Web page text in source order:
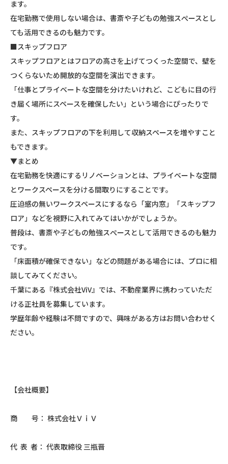
ます。
在宅勤務で使用しない場合は、書斎や子どもの勉強スぺースとし
ても活用できるのも魅力です。
■スキップフロア
スキップフロアとはフロアの高さを上げてつくった空間で、壁を
つくらないため開放的な空間を演出できます。
「仕事とプライベートな空間を分けたいけれど、こどもに目の行
き届く場所にスペースを確保したい」という場合にぴったりで
す。
また、スキップフロアの下を利用して収納スペースを増やすこと
もできます。
▼まとめ
在宅勤務を快適にするリノベーションとは、プライベートな空間
とワークスペースを分ける間取りにすることです。
圧迫感の無いワークスペースにするなら「室内窓」「スキップフ
ロア」などを視野に入れてみてはいかがでしょうか。
普段は、書斎や子どもの勉強スぺースとして活用できるのも魅力
です。
「床面積が確保できない」などの問題がある場合には、プロに相
談してみてください。
千葉にある『株式会社ViV』では、不動産業界に携わっていただ
ける正社員を募集しています。
学歴年齢や経験は不問ですので、興味がある方はお問い合わせく
ださい。
【会社概要】
商 号： 株式会社ＶｉＶ
代 表 者： 代表取締役 三瓶晋